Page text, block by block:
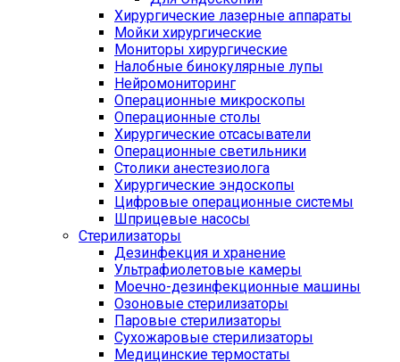
Хирургические лазерные аппараты
Мойки хирургические
Мониторы хирургические
Налобные бинокулярные лупы
Нейромониторинг
Операционные микроскопы
Операционные столы
Хирургические отсасыватели
Операционные светильники
Столики анестезиолога
Хирургические эндоскопы
Цифровые операционные системы
Шприцевые насосы
Стерилизаторы
Дезинфекция и хранение
Ультрафиолетовые камеры
Моечно-дезинфекционные машины
Озоновые стерилизаторы
Паровые стерилизаторы
Сухожаровые стерилизаторы
Медицинские термостаты